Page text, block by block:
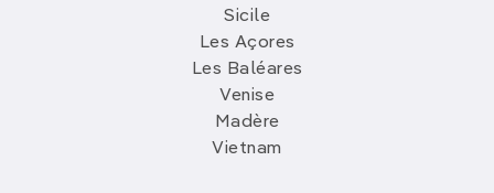
Sicile
Les Açores
Les Baléares
Venise
Madère
Vietnam